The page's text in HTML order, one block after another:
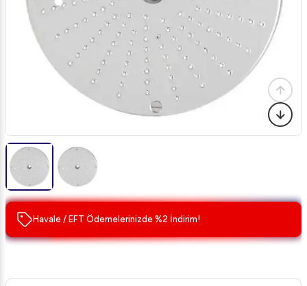
Havale / EFT Ödemelerinizde %2 İndirim!